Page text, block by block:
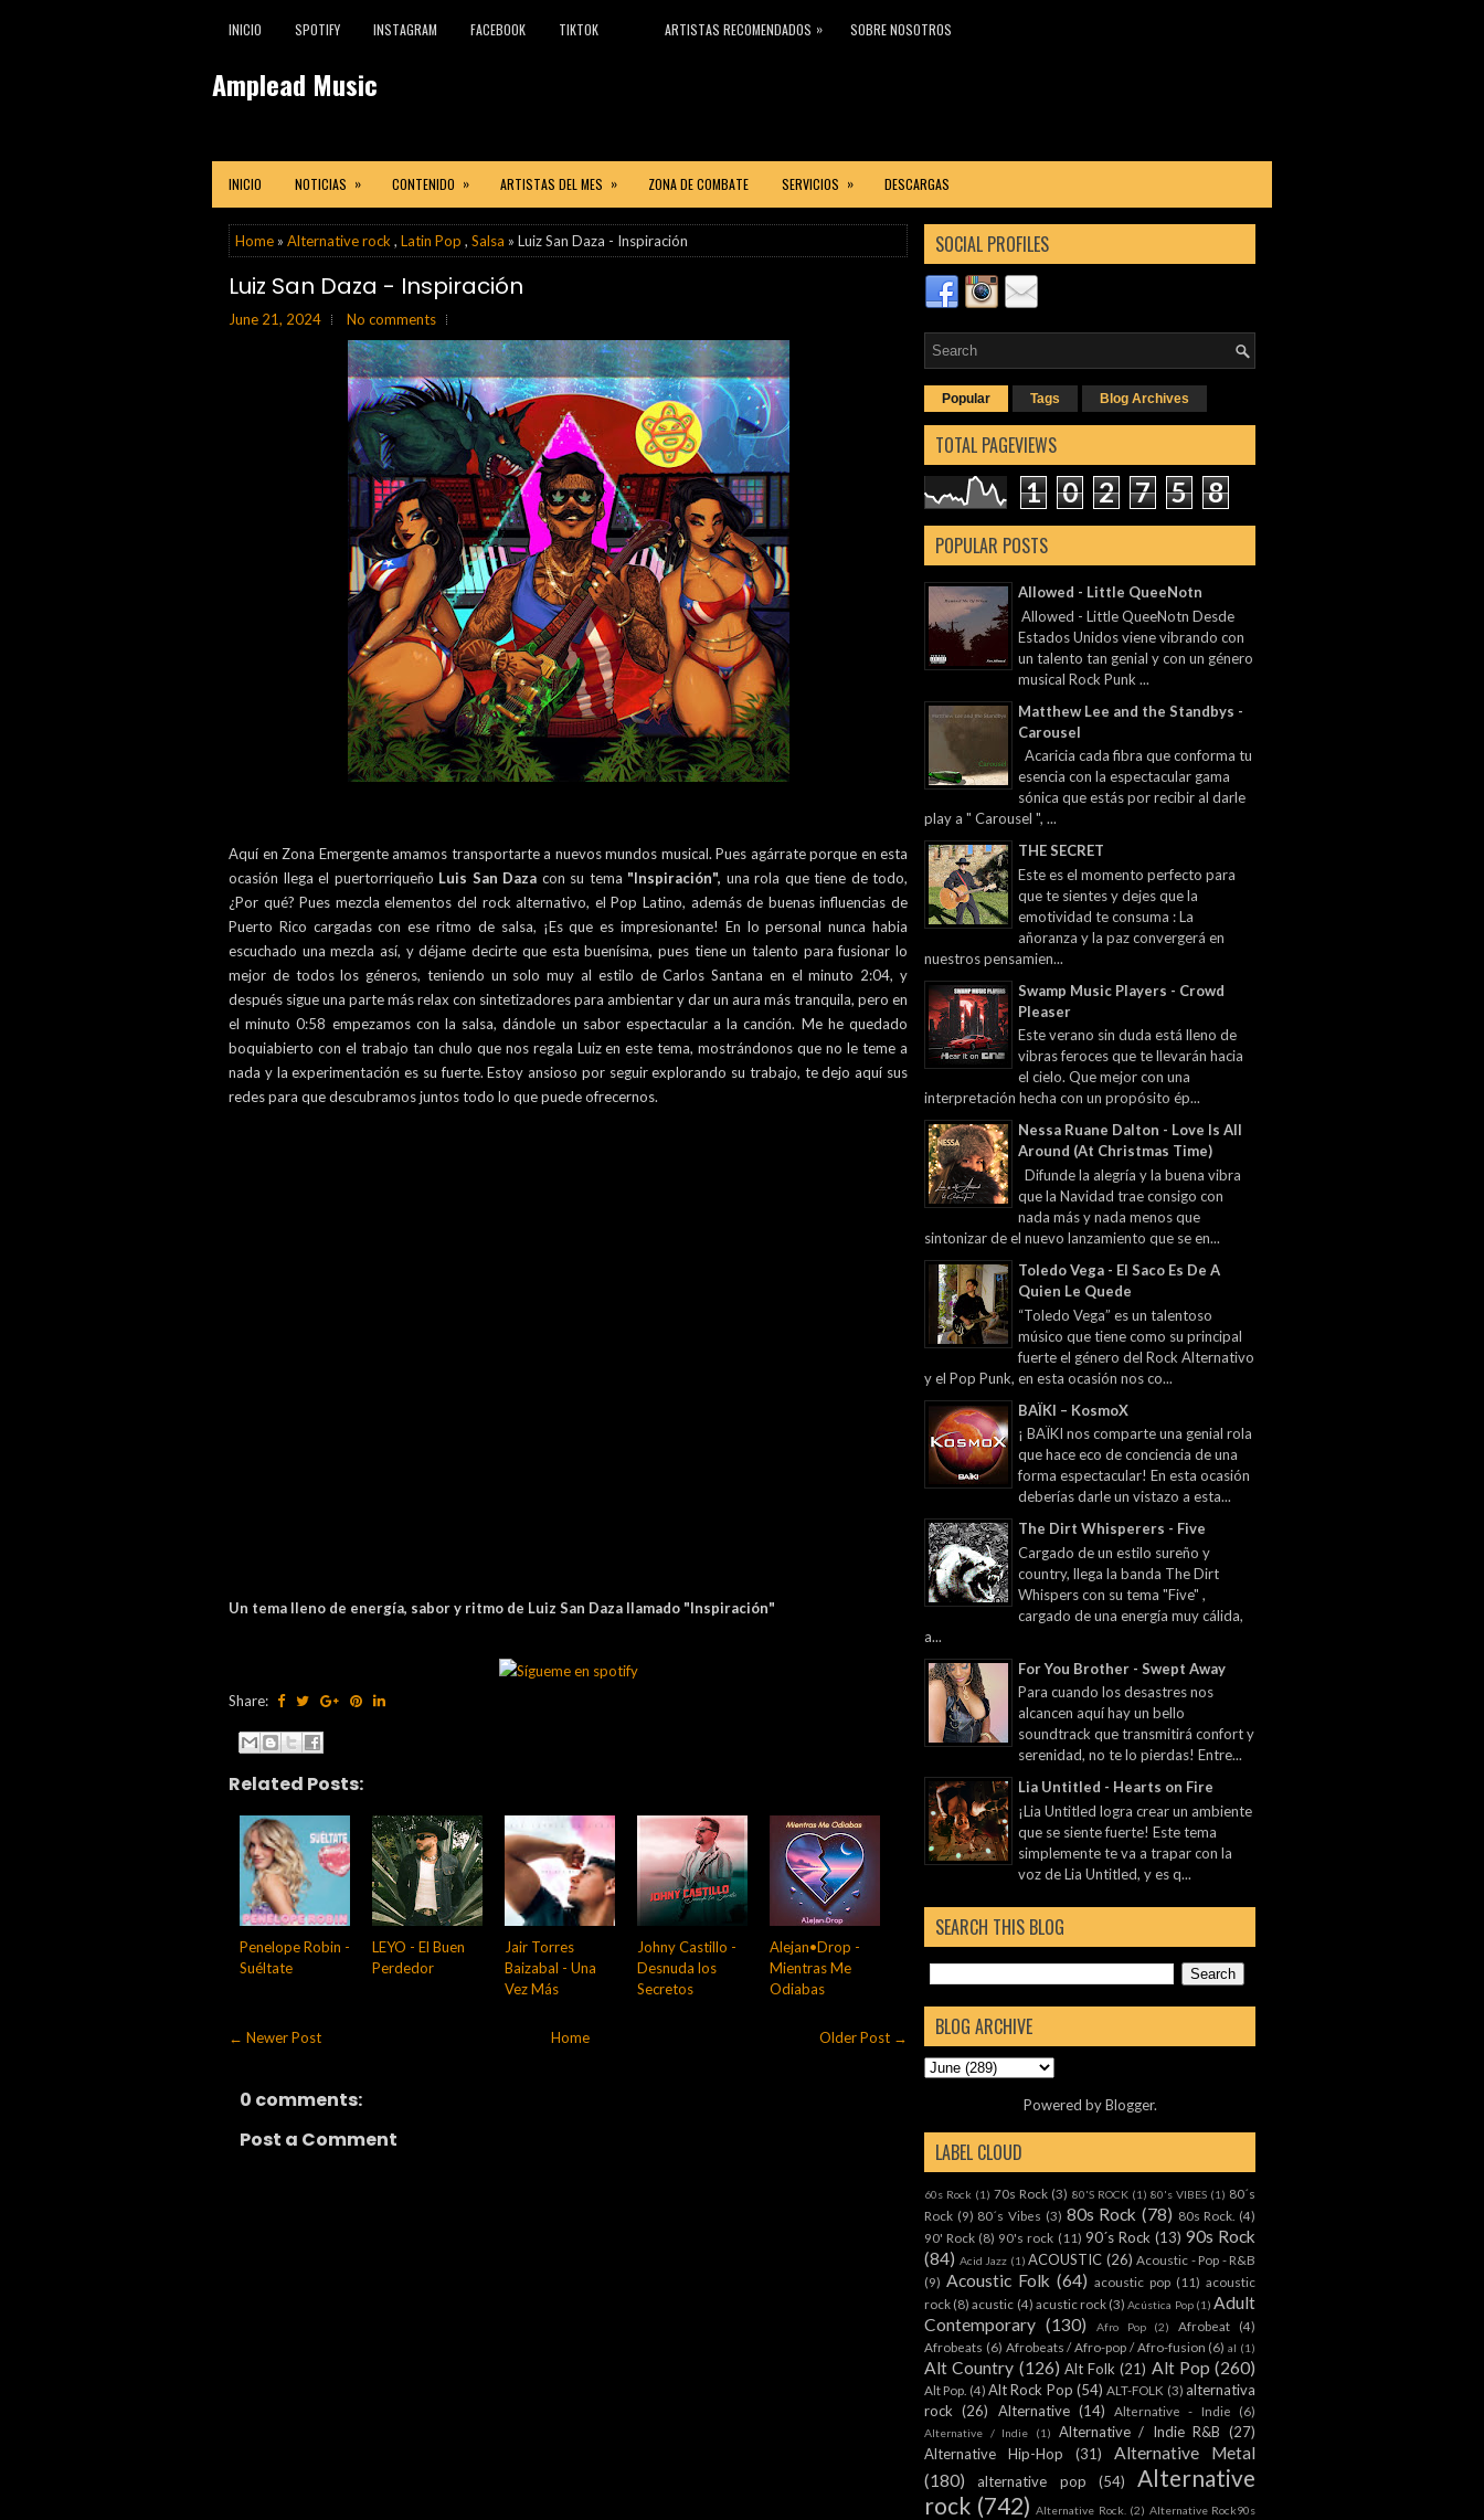
INICIO SPOTIFY INSTAGRAM FACEBOOK TIKTOK ARTISTAS RECOMENDADOS » SOBRE NOSOTROS
Amplead Music
INICIO NOTICIAS » CONTENIDO » ARTISTAS DEL MES » ZONA DE COMBATE SERVICIOS » DESCARGAS
Home » Alternative rock , Latin Pop , Salsa » Luiz San Daza - Inspiración
Luiz San Daza - Inspiración
June 21, 2024 No comments
Aquí en Zona Emergente amamos transportarte a nuevos mundos musical. Pues agárrate porque en esta
ocasión llega el puertorriqueño Luis San Daza con su tema "Inspiración", una rola que tiene de todo,
¿Por qué? Pues mezcla elementos del rock alternativo, el Pop Latino, además de buenas influencias de
Puerto Rico cargadas con ese ritmo de salsa, ¡Es que es impresionante! En lo personal nunca habia
escuchado una mezcla así, y déjame decirte que esta buenísima, pues tiene un talento para fusionar lo
mejor de todos los géneros, teniendo un solo muy al estilo de Carlos Santana en el minuto 2:04, y
después sigue una parte más relax con sintetizadores para ambientar y dar un aura más tranquila, pero en
el minuto 0:58 empezamos con la salsa, dándole un sabor espectacular a la canción. Me he quedado
boquiabierto con el trabajo tan chulo que nos regala Luiz en este tema, mostrándonos que no le teme a
nada y la experimentación es su fuerte. Estoy ansioso por seguir explorando su trabajo, te dejo aquí sus
redes para que descubramos juntos todo lo que puede ofrecernos.
Un tema lleno de energía, sabor y ritmo de Luiz San Daza llamado "Inspiración"
Share:
Related Posts:
Penelope Robin -
Suéltate
LEYO - El Buen
Perdedor
Jair Torres
Baizabal - Una
Vez Más
Johny Castillo -
Desnuda los
Secretos
Alejan•Drop -
Mientras Me
Odiabas
← Newer Post Older Post →
Home
0 comments:
Post a Comment
SOCIAL PROFILES
Popular Tags Blog Archives
TOTAL PAGEVIEWS
1 0 2 7 5 8
POPULAR POSTS
Allowed - Little QueeNotn
Allowed - Little QueeNotn Desde
Estados Unidos viene vibrando con
un talento tan genial y con un género
musical Rock Punk ...
Matthew Lee and the Standbys -
Carousel
Acaricia cada fibra que conforma tu
esencia con la espectacular gama
sónica que estás por recibir al darle
play a " Carousel ", ...
THE SECRET
Este es el momento perfecto para
que te sientes y dejes que la
emotividad te consuma : La
añoranza y la paz convergerá en
nuestros pensamien...
Swamp Music Players - Crowd
Pleaser
Este verano sin duda está lleno de
vibras feroces que te llevarán hacia
el cielo. Que mejor con una
interpretación hecha con un propósito ép...
Nessa Ruane Dalton - Love Is All
Around (At Christmas Time)
Difunde la alegría y la buena vibra
que la Navidad trae consigo con
nada más y nada menos que
sintonizar de el nuevo lanzamiento que se en...
Toledo Vega - El Saco Es De A
Quien Le Quede
“Toledo Vega” es un talentoso
músico que tiene como su principal
fuerte el género del Rock Alternativo
y el Pop Punk, en esta ocasión nos co...
BAÏKI – KosmoX
¡ BAÏKI nos comparte una genial rola
que hace eco de conciencia de una
forma espectacular! En esta ocasión
deberías darle un vistazo a esta...
The Dirt Whisperers - Five
Cargado de un estilo sureño y
country, llega la banda The Dirt
Whispers con su tema "Five" ,
cargado de una energía muy cálida,
a...
For You Brother - Swept Away
Para cuando los desastres nos
alcancen aquí hay un bello
soundtrack que transmitirá confort y
serenidad, no te lo pierdas! Entre...
Lia Untitled - Hearts on Fire
¡Lia Untitled logra crear un ambiente
que se siente fuerte! Este tema
simplemente te va a trapar con la
voz de Lia Untitled, y es q...
SEARCH THIS BLOG
BLOG ARCHIVE
Powered byBlogger.
LABEL CLOUD
60s Rock (1) 70s Rock (3) 80'S ROCK (1) 80's VIBES (1) 80´s
Rock (9) 80´s Vibes (3) 80s Rock (78) 80s Rock. (4)
90' Rock (8) 90's rock (11) 90´s Rock (13) 90s Rock
(84) Acid Jazz (1) ACOUSTIC (26) Acoustic - Pop - R&B
(9) Acoustic Folk (64) acoustic pop (11) acoustic
rock (8) acustic (4) acustic rock (3) Acústica Pop (1) Adult
Contemporary (130) Afro Pop (2) Afrobeat
(4)
Afrobeats (6) Afrobeats / Afro-pop / Afro-fusion (6) al (1)
Alt Country (126) Alt Folk (21) Alt Pop (260)
Alt Pop. (4) Alt Rock Pop (54) ALT-FOLK (3) alternativa
rock (26) Alternative (14) Alternative - Indie (6)
Alternative / Indie (1) Alternative / Indie R&B (27)
Alternative Hip-Hop
(31)
Alternative Metal
(180)
alternative pop (54)
Alternative
rock (742) Alternative Rock. (2) Alternative Rock90s